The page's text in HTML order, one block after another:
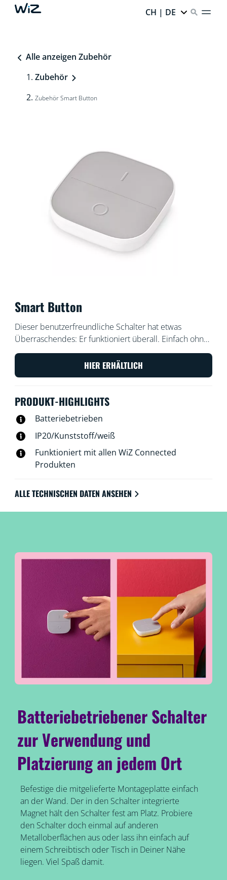
CH | DE
Alle anzeigen Zubehör
Zubehör
Zubehör Smart Button
Smart Button
Dieser benutzerfreundliche Schalter hat etwas
Überraschendes: Er funktioniert überall. Einfach ohne
Schrauben an der Wand oder in einer Ecke anbringen
oder dank des integrierten Magneten an einer
Metallfläche befestigen. Nimm ihn mit in jeden Raum
HIER ERHÄLTLICH
PRODUKT-HIGHLIGHTS
Batteriebetrieben
IP20/Kunststoff/weiß
Funktioniert mit allen WiZ Connected
Produkten
ALLE TECHNISCHEN DATEN ANSEHEN
Batteriebetriebener Schalter
zur Verwendung und
Platzierung an jedem Ort
Befestige die mitgelieferte Montageplatte einfach
an der Wand. Der in den Schalter integrierte
Magnet hält den Schalter fest am Platz. Probiere
den Schalter doch einmal auf anderen
Metalloberflächen aus oder lass ihn einfach auf
einem Schreibtisch oder Tisch in Deiner Nähe
liegen. Viel Spaß damit.